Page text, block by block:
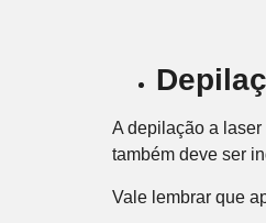
A depilação a
também deve ser
Vale lembrar que